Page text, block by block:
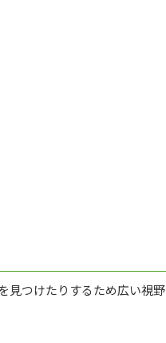
見つけたりするため広い視野